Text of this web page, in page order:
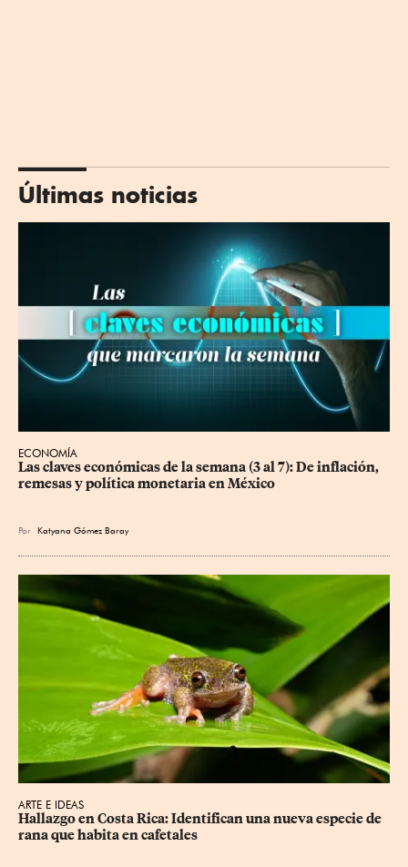
Últimas noticias
ECONOMÍA
Las claves económicas de la semana (3 al 7): De inflación,
remesas y política monetaria en México
Por Katyana Gómez Baray
ARTE E IDEAS
Hallazgo en Costa Rica: Identifican una nueva especie de
rana que habita en cafetales